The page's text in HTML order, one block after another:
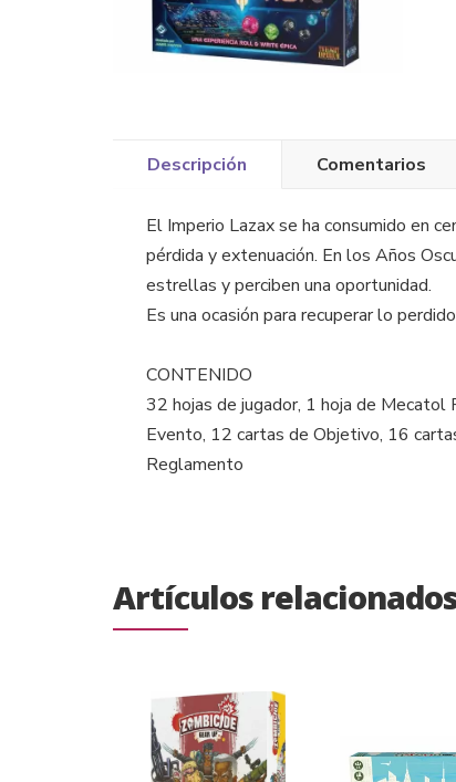
Descripción Comentarios
El Imperio Lazax se ha consumido en
pérdida y extenuación. En los Años
estrellas y perciben una oportunidad.
Es una ocasión para recuperar lo
CONTENIDO
32 hojas de jugador, 1 hoja de
Evento, 12 cartas de Objetivo, 16
Reglamento
Artículos